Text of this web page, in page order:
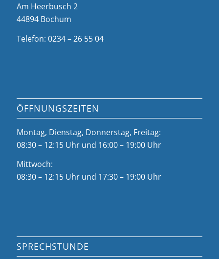
Am Heerbusch 2
44894 Bochum
Telefon: 0234 – 26 55 04
ÖFFNUNGSZEITEN
Montag, Dienstag, Donnerstag, Freitag:
08:30 – 12:15 Uhr und 16:00 – 19:00 Uhr
Mittwoch:
08:30 – 12:15 Uhr und 17:30 – 19:00 Uhr
SPRECHSTUNDE